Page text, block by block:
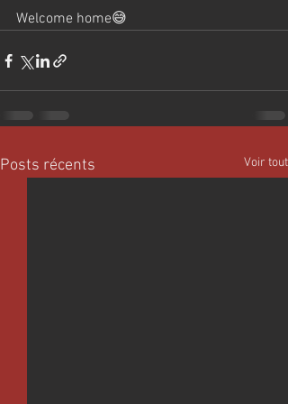
Welcome home😅
Posts récents Voir tout